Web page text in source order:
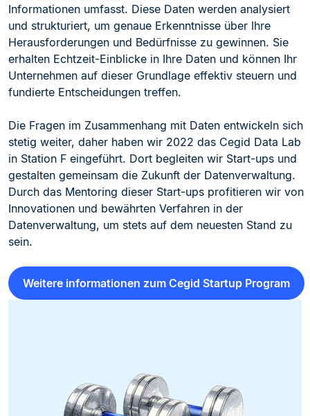
Informationen umfasst. Diese Daten werden analysiert
und strukturiert, um genaue Erkenntnisse über Ihre
Herausforderungen und Bedürfnisse zu gewinnen. Sie
erhalten Echtzeit-Einblicke in Ihre Daten und können Ihr
Unternehmen auf dieser Grundlage effektiv steuern und
fundierte Entscheidungen treffen.
Die Fragen im Zusammenhang mit Daten entwickeln sich
stetig weiter, daher haben wir 2022 das Cegid Data Lab
in Station F eingeführt. Dort begleiten wir Start-ups und
gestalten gemeinsam die Zukunft der Datenverwaltung.
Durch das Mentoring dieser Start-ups profitieren wir von
Innovationen und bewährten Verfahren in der
Datenverwaltung, um stets auf dem neuesten Stand zu
sein.
Weitere informationen zum Cegid Startup Program